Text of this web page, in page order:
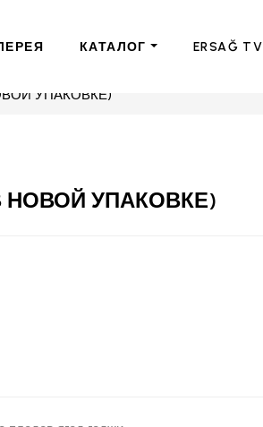
КАТАЛОГ ERSAĞ TV
УПАКОВКЕ)
НОВОЙ УПАКОВКЕ)